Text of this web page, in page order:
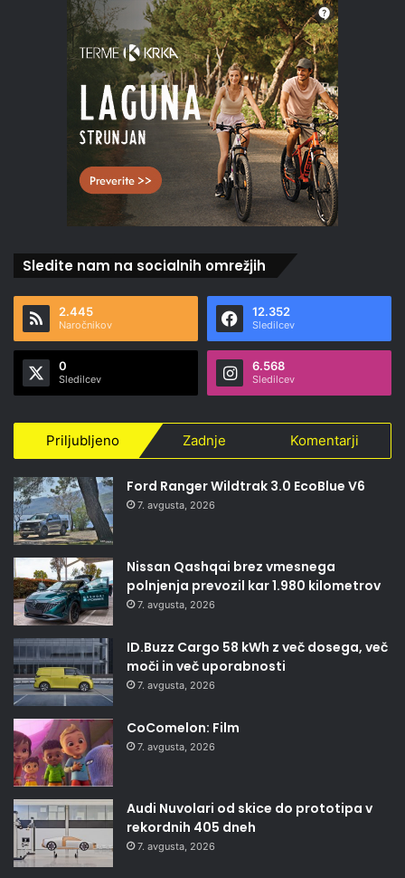
Sledite nam na socialnih omrežjih
2.445
Naročnikov
12.352
Sledilcev
0
Sledilcev
6.568
Sledilcev
Priljubljeno Zadnje Komentarji
Ford Ranger Wildtrak 3.0 EcoBlue V6
7. avgusta, 2026
Nissan Qashqai brez vmesnega
polnjenja prevozil kar 1.980 kilometrov
7. avgusta, 2026
ID.Buzz Cargo 58 kWh z več dosega, več
moči in več uporabnosti
7. avgusta, 2026
CoComelon: Film
7. avgusta, 2026
Audi Nuvolari od skice do prototipa v
rekordnih 405 dneh
7. avgusta, 2026